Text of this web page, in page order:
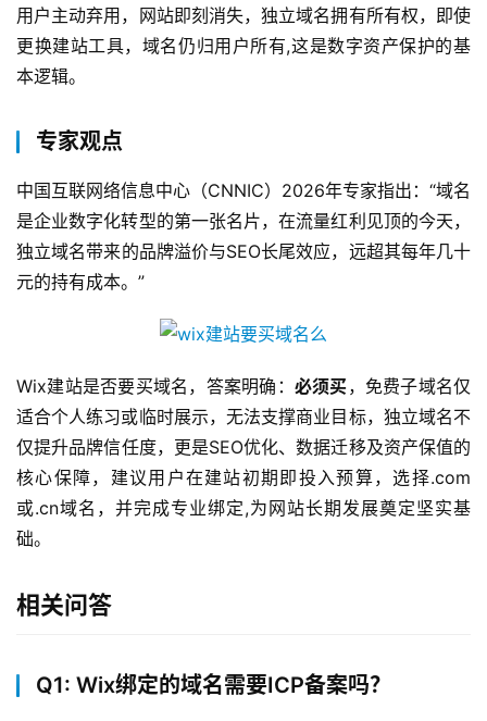
互
联
网
态
关
于
用户主动弃用，网站即刻消失，独立域名拥有所有权，即使
更换建站工具，域名仍归用户所有,这是数字资产保护的基
本逻辑。
专家观点
中国互联网络信息中心（CNNIC）2026年专家指出：“域名
是企业数字化转型的第一张名片，在流量红利见顶的今天，
独立域名带来的品牌溢价与SEO长尾效应，远超其每年几十
元的持有成本。”
Wix建站是否要买域名，答案明确： 必须买，免费子域名仅
适合个人练习或临时展示，无法支撑商业目标，独立域名不
仅提升品牌信任度，更是SEO优化、数据迁移及资产保值的
核心保障，建议用户在建站初期即投入预算，选择.com
或.cn域名，并完成专业绑定,为网站长期发展奠定坚实基
础。
相关问答
Q1: Wix绑定的域名需要ICP备案吗？